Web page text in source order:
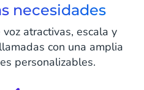
necesidades
atractivas, escala y
con una amplia
personalizables.